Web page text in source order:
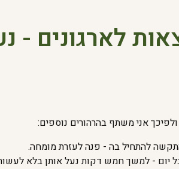
לארגונים -
ולפיכך אני משתף בהרהורים נוספים:
להתחיל בה - פנה לעזרת מומחה.
יום - למשך חמש דקות נעל אותן בלא